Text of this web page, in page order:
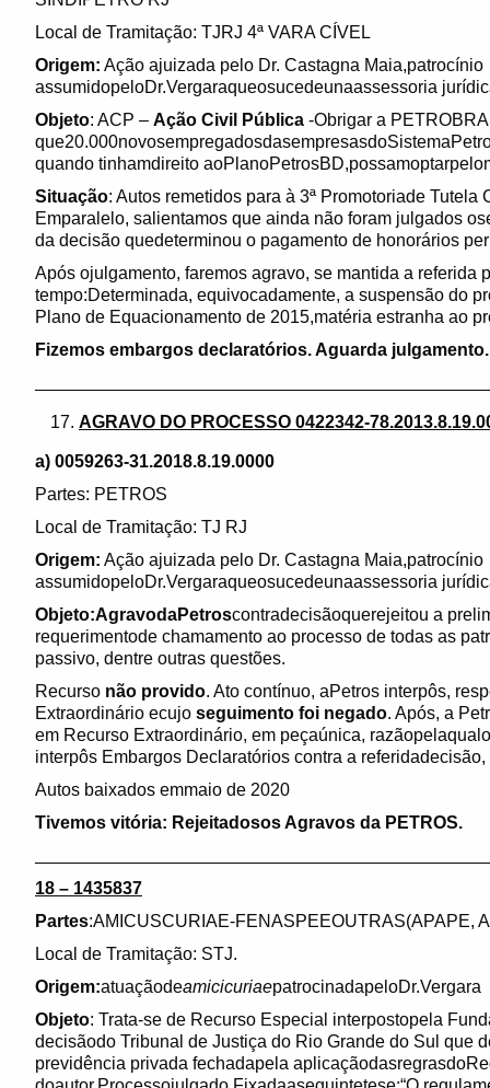
Local de Tramitação: TJRJ 4ª VARA CÍVEL
Origem: Ação ajuizada pelo Dr. Castagna Maia,patrocínio
assumidopeloDr.Vergaraqueosucedeunaassessoria
Objeto: ACP – Ação Civil Pública -Obrigar a
quando tinhamdireito
Situação: Autos remetidos para à 3ª Promotoriade
Emparalelo, salientamos que ainda não foram julgados
da decisão quedeterminou o pagamento de honorários
Após ojulgamento, faremos agravo, se mantida a referida
tempo:Determinada, equivocadamente, a suspensão do
Plano de Equacionamento de 2015,matéria estranha ao
Fizemos embargos declaratórios. Aguarda julgamento.
AGRAVO DO PROCESSO 0422342-
a) 0059263-31.2018.8.19.0000
Partes: PETROS
Local de Tramitação: TJ RJ
Origem: Ação ajuizada pelo Dr. Castagna Maia,patrocínio
assumidopeloDr.Vergaraqueosucedeunaassessoria
Objeto:AgravodaPetroscontradecisãoquerejeitou a
requerimentode chamamento ao processo de todas as
passivo, dentre outras questões.
Recurso não provido. Ato contínuo, aPetros interpôs,
Extraordinário ecujo seguimento foi negado. Após, a
em Recurso Extraordinário, em peçaúnica,
interpôs Embargos Declaratórios contra a
Autos baixados emmaio de 2020
Tivemos vitória: Rejeitadosos Agravos da PETROS.
18 – 1435837
Partes:AMICUSCURIAE-FENASPEEOUTRAS(APAPE,
Local de Tramitação: STJ.
Origem:atuaçãodeamicicuriaepatrocinadapeloDr.Vergara
Objeto: Trata-se de Recurso Especial interpostopela
decisãodo Tribunal de Justiça do Rio Grande do Sul que
previdência privada fechadapela